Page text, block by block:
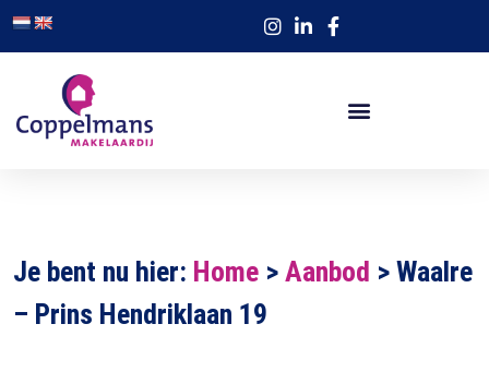
Je bent nu hier: Home > Aanbod > Waalre
– Prins Hendriklaan 19